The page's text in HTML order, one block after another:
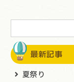
最新記事
夏祭り